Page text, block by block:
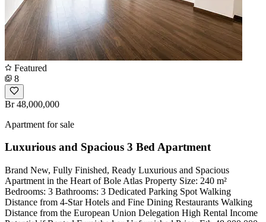
Featured
8
Br 48,000,000
Apartment for sale
Luxurious and Spacious 3 Bed Apartment
Brand New, Fully Finished, Ready Luxurious and Spacious
Apartment in the Heart of Bole Atlas Property Size: 240 m²
Bedrooms: 3 Bathrooms: 3 Dedicated Parking Spot Walking
Distance from 4-Star Hotels and Fine Dining Restaurants Walking
Distance from the European Union Delegation High Rental Income